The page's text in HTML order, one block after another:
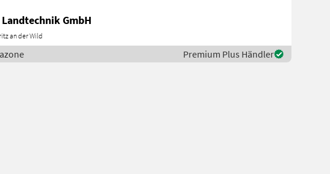
GmbH
an der Wild
Premium Plus Händler